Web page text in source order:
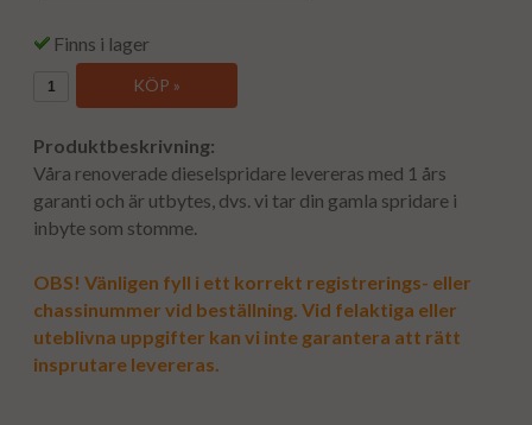
Finns i lager
KÖP »
Produktbeskrivning:
Våra renoverade dieselspridare levereras med 1 års
garanti och är utbytes, dvs. vi tar din gamla spridare i
inbyte som stomme.
OBS! Vänligen fyll i ett korrekt registrerings- eller
chassinummer vid beställning. Vid felaktiga eller
uteblivna uppgifter kan vi inte garantera att rätt
insprutare levereras.